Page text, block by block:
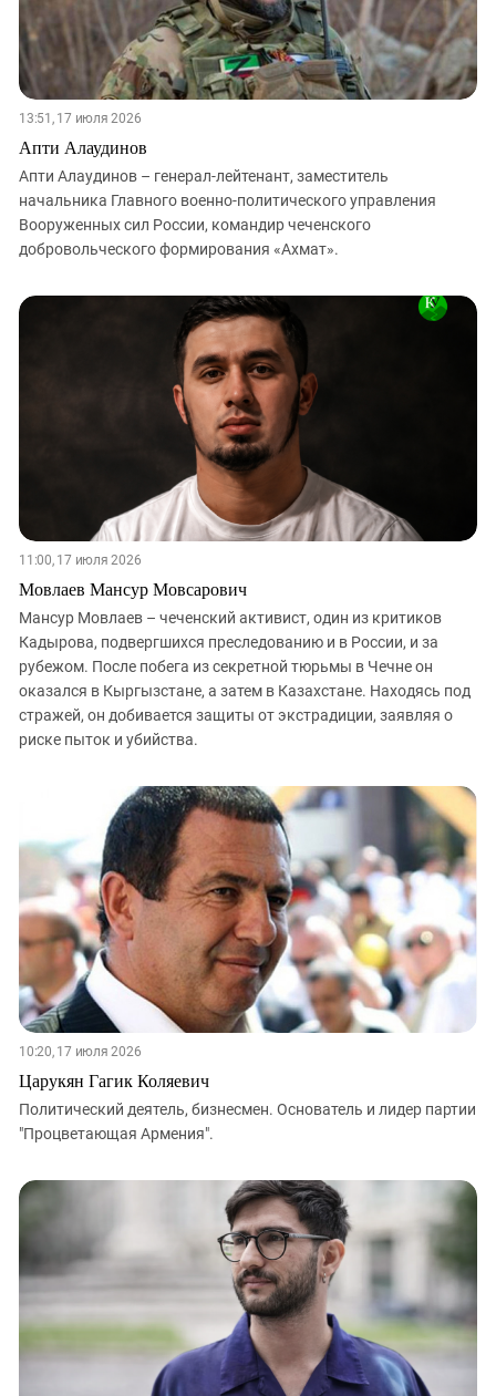
13:51, 17 июля 2026
Апти Алаудинов
Апти Алаудинов – генерал-лейтенант, заместитель
начальника Главного военно-политического управления
Вооруженных сил России, командир чеченского
добровольческого формирования «Ахмат».
11:00, 17 июля 2026
Мовлаев Мансур Мовсарович
Мансур Мовлаев – чеченский активист, один из критиков
Кадырова, подвергшихся преследованию и в России, и за
рубежом. После побега из секретной тюрьмы в Чечне он
оказался в Кыргызстане, а затем в Казахстане. Находясь под
стражей, он добивается защиты от экстрадиции, заявляя о
риске пыток и убийства.
10:20, 17 июля 2026
Царукян Гагик Коляевич
Политический деятель, бизнесмен. Основатель и лидер партии
"Процветающая Армения".